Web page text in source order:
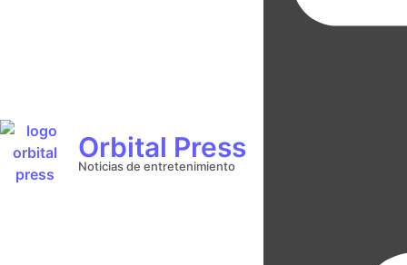
Orbital Press
Noticias de entretenimiento